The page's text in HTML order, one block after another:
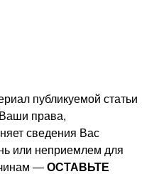
публикуемой статьи
права,
сведения Вас
или неприемлем для
— ОСТАВЬТЕ